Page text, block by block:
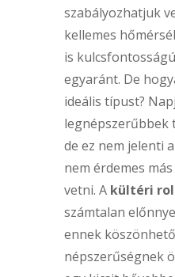
szabályozhatjuk
kellemes
is
egyaránt. De
ideális típust?
legnépszerűbbek
de ez nem jelenti
nem érdemes
vetni. A kültéri
számtalan
ennek
népszerűségnek